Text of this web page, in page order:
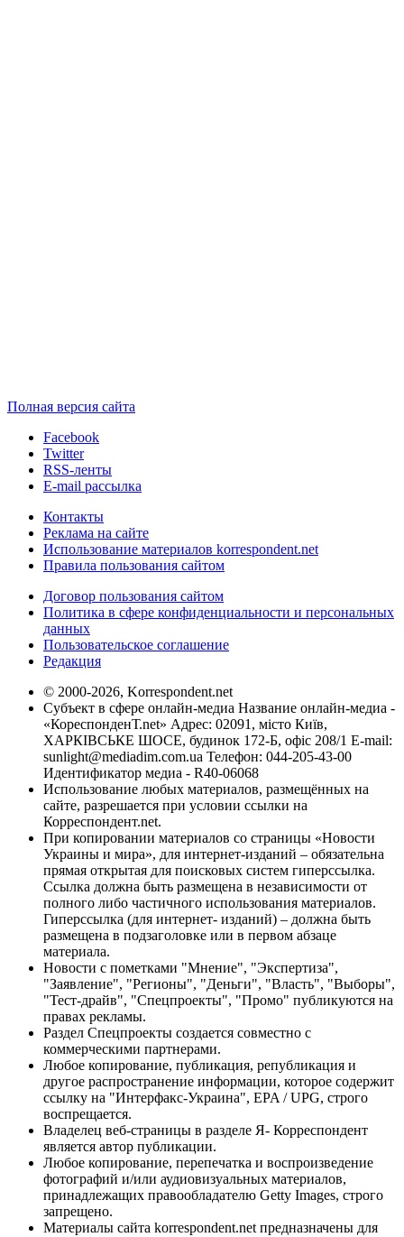
Полная версия сайта
Facebook
Twitter
RSS-ленты
E-mail рассылка
Контакты
Реклама на сайте
Использование материалов korrespondent.net
Правила пользования сайтом
Договор пользования сайтом
Политика в сфере конфиденциальности и персональных
данных
Пользовательское соглашение
Редакция
© 2000-2026, Korrespondent.net
Субъект в сфере онлайн-медиа Название онлайн-медиа -
«КореспонденТ.net» Адрес: 02091, місто Київ,
ХАРКІВСЬКЕ ШОСЕ, будинок 172-Б, офіс 208/1 E-mail:
sunlight@mediadim.com.ua Телефон: 044-205-43-00
Идентификатор медиа - R40-06068
Использование любых материалов, размещённых на
сайте, разрешается при условии ссылки на
Корреспондент.net.
При копировании материалов со страницы «Новости
Украины и мира», для интернет-изданий – обязательна
прямая открытая для поисковых систем гиперссылка.
Ссылка должна быть размещена в независимости от
полного либо частичного использования материалов.
Гиперссылка (для интернет- изданий) – должна быть
размещена в подзаголовке или в первом абзаце
материала.
Новости с пометками "Мнение", "Экспертиза",
"Заявление", "Регионы", "Деньги", "Власть", "Выборы",
"Тест-драйв", "Спецпроекты", "Промо" публикуются на
правах рекламы.
Раздел Спецпроекты создается совместно с
коммерческими партнерами.
Любое копирование, публикация, републикация и
другое распространение информации, которое содержит
ссылку на "Интерфакс-Украина", EPA / UPG, строго
воспрещается.
Владелец веб-страницы в разделе Я- Корреспондент
является автор публикации.
Любое копирование, перепечатка и воспроизведение
фотографий и/или аудиовизуальных материалов,
принадлежащих правообладателю Getty Images, строго
запрещено.
Материалы сайта korrespondent.net предназначены для